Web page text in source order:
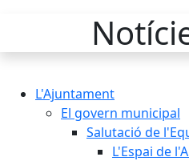
L'Ajuntament
El govern municipal
Salutació de
L'Espai de